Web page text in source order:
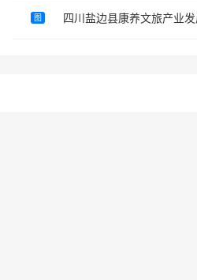
图 四川盐边县康养文旅产业